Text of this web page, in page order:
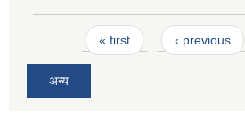
Pages« first ‹ previous
अन्य